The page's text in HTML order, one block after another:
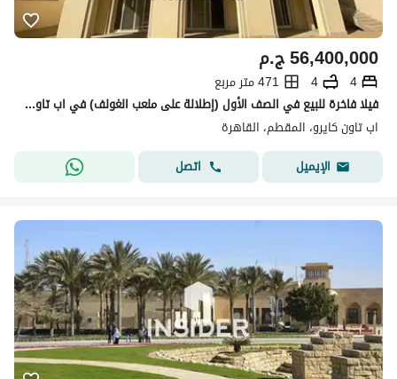
ج.م56,400,000
4
4
471 متر مربع
فيلا فاخرة للبيع في الصف الأول (إطلالة على ملعب الغولف) في اب تاون كايرو
اب تاون كايرو، المقطم، القاهرة
الإيميل
اتصل